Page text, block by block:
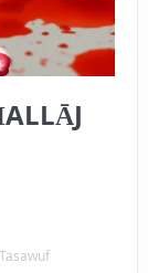
Tasawuf